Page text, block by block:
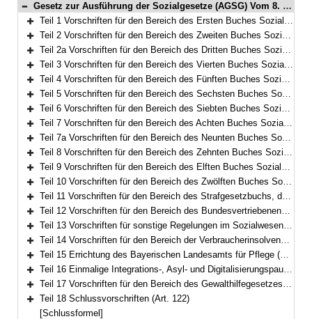
Bereich reduzieren
Gesetz zur Ausführung der Sozialgesetze (AGSG) Vom 8. Dezember 2006 (GVBl. S. 942) BayRS 86-7-A/G (Art. 1–122)
Bereich erweitern
Teil 1 Vorschriften für den Bereich des Ersten Buches Sozialgesetzbuch – Allgemeiner Teil – (Art. 1)
Bereich erweitern
Teil 2 Vorschriften für den Bereich des Zweiten Buches Sozialgesetzbuch – Grundsicherung für Arbeitsuchende – (Art. 2–3)
Bereich erweitern
Teil 2a Vorschriften für den Bereich des Dritten Buches Sozialgesetzbuch – Arbeitsförderung – (Art. 4–5a)
Bereich erweitern
Teil 3 Vorschriften für den Bereich des Vierten Buches Sozialgesetzbuch – Gemeinsame Vorschriften für die Sozialversicherung – (Art. 6–8)
Bereich erweitern
Teil 4 Vorschriften für den Bereich des Fünften Buches Sozialgesetzbuch – Gesetzliche Krankenversicherung – (Art. 9)
Bereich erweitern
Teil 5 Vorschriften für den Bereich des Sechsten Buches Sozialgesetzbuch – Gesetzliche Rentenversicherung– (Art. 10–10a)
Bereich erweitern
Teil 6 Vorschriften für den Bereich des Siebten Buches Sozialgesetzbuch – Gesetzliche Unfallversicherung – (Art. 11)
Bereich erweitern
Teil 7 Vorschriften für den Bereich des Achten Buches Sozialgesetzbuch – Kinder- und Jugendhilfe – und für weitere Regelungen des Kinder- und Jugendhilferechts (Art. 12–66)
Bereich erweitern
Teil 7a Vorschriften für den Bereich des Neunten Buches Sozialgesetzbuch – Rehabilitation und Teilhabe von Menschen mit Behinderungen – (Art. 66a–66g)
Bereich erweitern
Teil 8 Vorschriften für den Bereich des Zehnten Buches Sozialgesetzbuch – Sozialverwaltungsverfahren und Sozialdatenschutz – (Art. 67)
Bereich erweitern
Teil 9 Vorschriften für den Bereich des Elften Buches Sozialgesetzbuch – Soziale Pflegeversicherung – (Art. 68–79)
Bereich erweitern
Teil 10 Vorschriften für den Bereich des Zwölften Buches Sozialgesetzbuch – Sozialhilfe – (Art. 80–94)
Bereich erweitern
Teil 11 Vorschriften für den Bereich des Strafgesetzbuchs, der Strafprozessordnung und des Betäubungsmittelgesetzes (Art. 95–97)
Bereich erweitern
Teil 12 Vorschriften für den Bereich des Bundesvertriebenengesetzes, des Aufenthaltsgesetzes und der Sozialen Entschädigung (Art. 98–108)
Bereich erweitern
Teil 13 Vorschriften für sonstige Regelungen im Sozialwesen (Art. 109–111b)
Bereich erweitern
Teil 14 Vorschriften für den Bereich der Verbraucherinsolvenz nach der Insolvenzordnung (Art. 112–116)
Bereich erweitern
Teil 15 Errichtung des Bayerischen Landesamts für Pflege (Art. 117)
Bereich erweitern
Teil 16 Einmalige Integrations-, Asyl- und Digitalisierungspauschale für Kommunen (Art. 118)
Bereich erweitern
Teil 17 Vorschriften für den Bereich des Gewalthilfegesetzes (Art. 119–121)
Bereich erweitern
Teil 18 Schlussvorschriften (Art. 122)
[Schlussformel]